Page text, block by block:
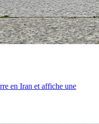
en Iran et affiche une